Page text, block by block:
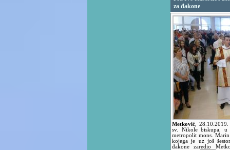
za đakone
Metković
sv. Nikole biskupa, u
metropolit mons.
kojega je uz još
đakone zaredio